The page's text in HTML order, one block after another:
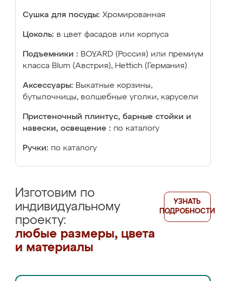
Сушка для посуды: Хромированная
Цоколь: в цвет фасадов или корпуса
Подъемники : BOYARD (Россия) или премиум
класса Blum (Австрия), Hettich (Германия)
Аксессуары: Выкатные корзины,
бутылочницы, волшебные уголки, карусели
Пристеночный плинтус, барные стойки и
навески, освещение : по каталогу
Ручки: по каталогу
Изготовим по
индивидуальному
проекту:
любые размеры, цвета
и материалы
УЗНАТЬ
ПОДРОБНОСТИ